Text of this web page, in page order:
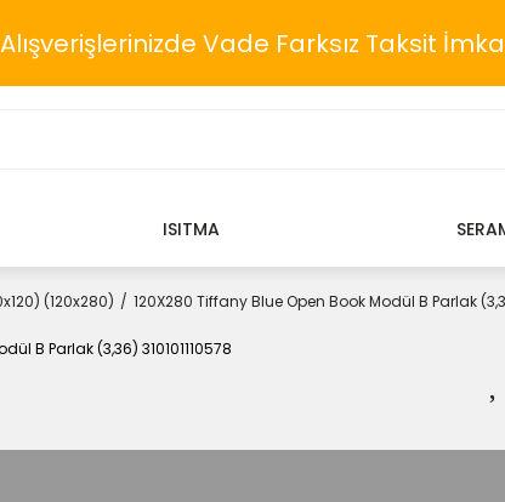
Vade Farksız Taksit
ISITMA
(120x280) 120X280 Tiffany Blue Open Book Modül B Parlak